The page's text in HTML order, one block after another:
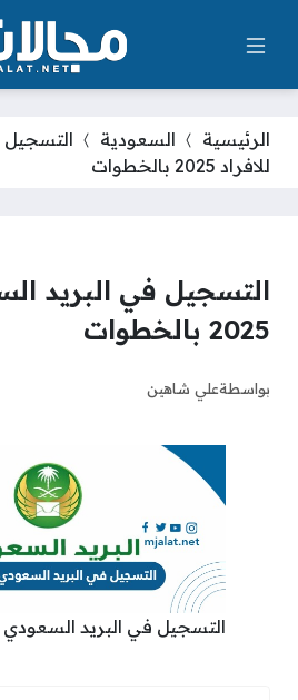
الرئيسية السعودية
التسجيل
للافراد 2025 بالخطوات
التسجيل في البريد
2025 بالخطوات
بواسطةعلي شاهين
التسجيل في البريد السعودي